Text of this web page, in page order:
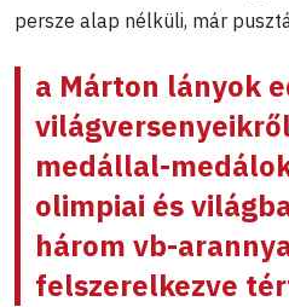
persze alap nélküli, már
a Márton lányok
medállal-
olimpiai és
három vb-
felszerelkezve